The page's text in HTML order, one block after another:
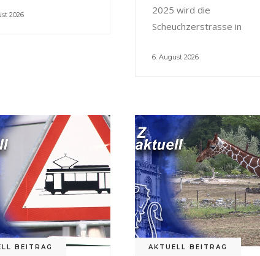
2026
2025 wird die
Scheuchzerstrasse in
6. August 2026
BEITRAG AKTUELL BEITRAG